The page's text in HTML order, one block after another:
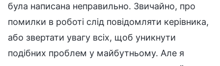
була написана неправильно. Звичайно, про
помилки в роботі слід повідомляти керівника,
або звертати увагу всіх, щоб уникнути
подібних проблем у майбутньому. Але я